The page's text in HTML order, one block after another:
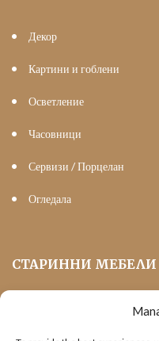
Декор
Картини и гоблени
Осветление
Часовници
Сервизи / Порцелан
Огледала
СТАРИННИ МЕБЕЛИ